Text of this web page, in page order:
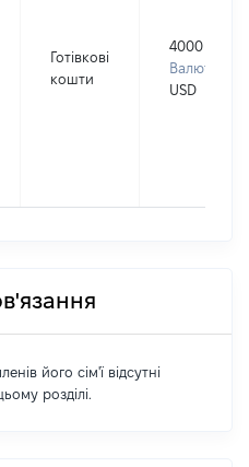
Готівкові
кошти
4000
Валюта:
USD
його сім'ї відсутні
розділі.